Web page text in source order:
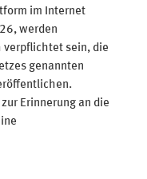
im Internet
werden
sein, die
genannten
Erinnerung an die